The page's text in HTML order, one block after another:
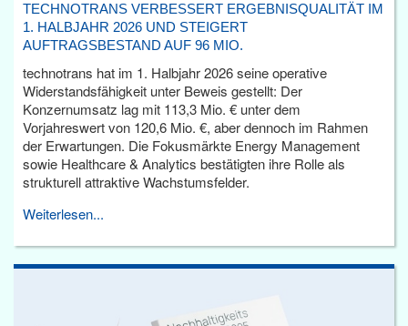
TECHNOTRANS VERBESSERT ERGEBNISQUALITÄT IM
1. HALBJAHR 2026 UND STEIGERT
AUFTRAGSBESTAND AUF 96 MIO.
technotrans hat im 1. Halbjahr 2026 seine operative
Widerstandsfähigkeit unter Beweis gestellt: Der
Konzernumsatz lag mit 113,3 Mio. € unter dem
Vorjahreswert von 120,6 Mio. €, aber dennoch im Rahmen
der Erwartungen. Die Fokusmärkte Energy Management
sowie Healthcare & Analytics bestätigten ihre Rolle als
strukturell attraktive Wachstumsfelder.
Weiterlesen...